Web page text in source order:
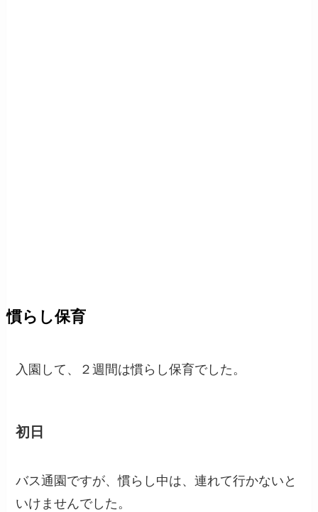
慣らし保育
入園して、２週間は慣らし保育でした。
初日
バス通園ですが、慣らし中は、連れて行かないと
いけませんでした。